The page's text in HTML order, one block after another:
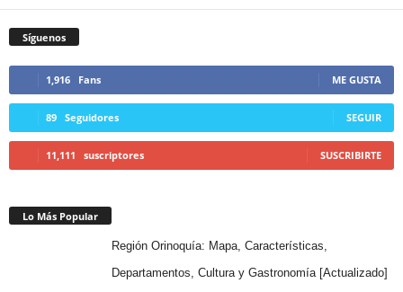
Síguenos
1,916 Fans ME GUSTA
89 Seguidores SEGUIR
11,111 suscriptores SUSCRIBIRTE
Lo Más Popular
Región Orinoquía: Mapa, Características,
Departamentos, Cultura y Gastronomía [Actualizado]